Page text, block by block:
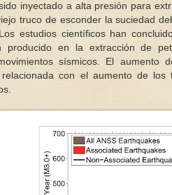
inyectado a alta presión para
truco de esconder la suciedad
estudios científicos han
producido en la extracción de
sísmicos. El aumento
relacionada con el aumento de